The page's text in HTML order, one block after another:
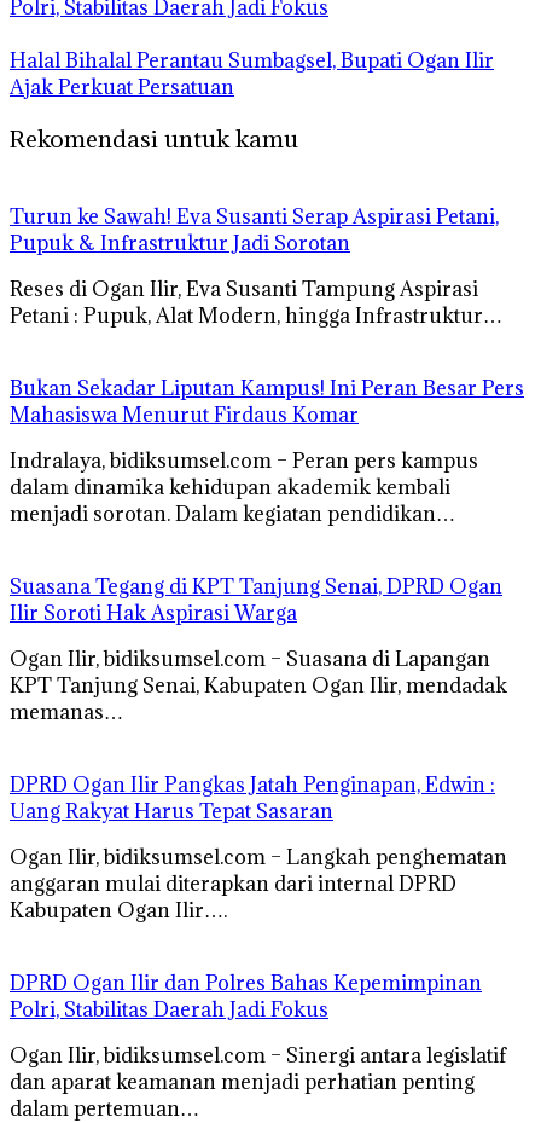
Polri, Stabilitas Daerah Jadi Fokus
Halal Bihalal Perantau Sumbagsel, Bupati Ogan Ilir
Ajak Perkuat Persatuan
Rekomendasi untuk kamu
Turun ke Sawah! Eva Susanti Serap Aspirasi Petani,
Pupuk & Infrastruktur Jadi Sorotan
Reses di Ogan Ilir, Eva Susanti Tampung Aspirasi
Petani : Pupuk, Alat Modern, hingga Infrastruktur…
Bukan Sekadar Liputan Kampus! Ini Peran Besar Pers
Mahasiswa Menurut Firdaus Komar
Indralaya, bidiksumsel.com – Peran pers kampus
dalam dinamika kehidupan akademik kembali
menjadi sorotan. Dalam kegiatan pendidikan…
Suasana Tegang di KPT Tanjung Senai, DPRD Ogan
Ilir Soroti Hak Aspirasi Warga
Ogan Ilir, bidiksumsel.com – Suasana di Lapangan
KPT Tanjung Senai, Kabupaten Ogan Ilir, mendadak
memanas…
DPRD Ogan Ilir Pangkas Jatah Penginapan, Edwin :
Uang Rakyat Harus Tepat Sasaran
Ogan Ilir, bidiksumsel.com – Langkah penghematan
anggaran mulai diterapkan dari internal DPRD
Kabupaten Ogan Ilir….
DPRD Ogan Ilir dan Polres Bahas Kepemimpinan
Polri, Stabilitas Daerah Jadi Fokus
Ogan Ilir, bidiksumsel.com – Sinergi antara legislatif
dan aparat keamanan menjadi perhatian penting
dalam pertemuan…